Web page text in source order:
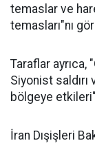
temaslar ve
temasları"nı
Taraflar ayrıca,
Siyonist
bölgeye
İran Dışişleri